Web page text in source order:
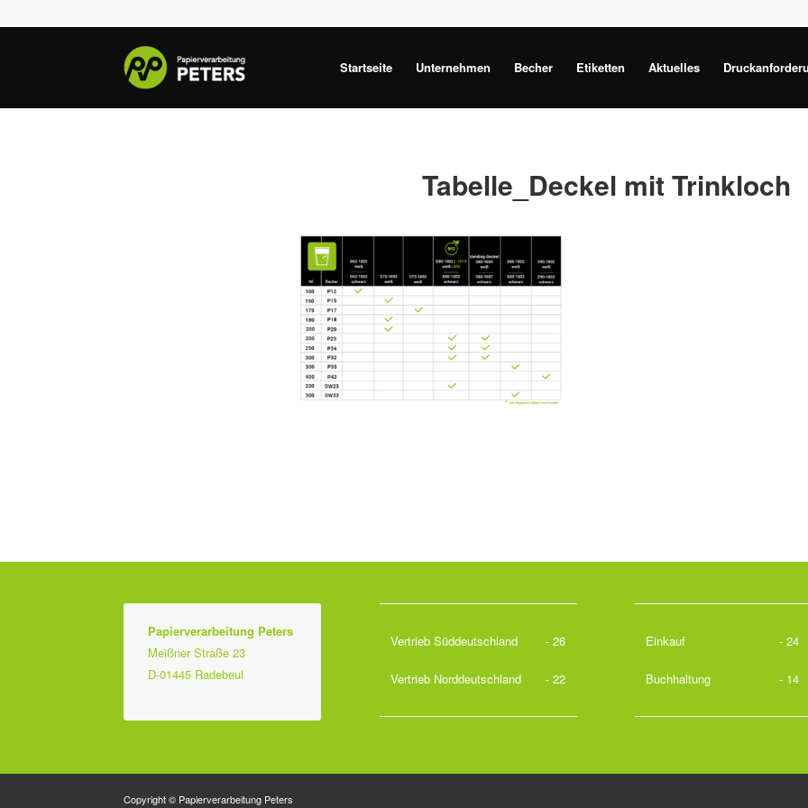
Startseite Unternehmen Becher Etiketten Aktuelles
Tabelle_Deckel mit Trinkloch
Papierverarbeitung Peters
Meißner Straße 23
D-01445 Radebeul
Vertrieb Süddeutschland - 26
Vertrieb Norddeutschland - 22
Einkauf - 24
Buchhaltung - 14
Copyright © Papierverarbeitung Peters